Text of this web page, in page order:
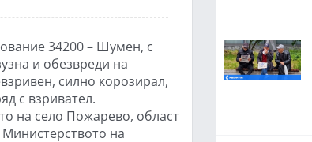
34200 – Шумен, с
и обезвреди на
силно корозирал,
с взривател.
на село Пожарево, област
на